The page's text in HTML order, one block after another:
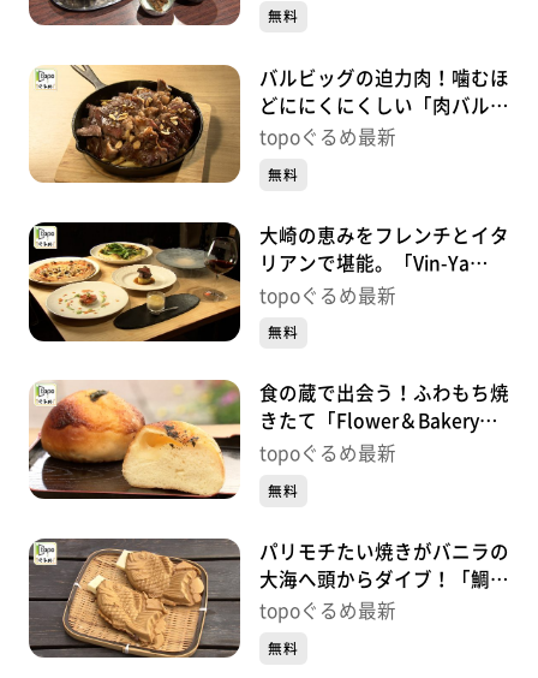
無料
バルビッグの迫力肉！噛むほ
どににくにくしい「肉バル
BAR BiG」（大崎市古川七日
topoぐるめ最新
無料
大崎の恵みをフレンチとイタ
リアンで堪能。「Vin-Ya
Jete Ashigaru」（大崎市古
め】
topoぐるめ最新
無料
食の蔵で出会う！ふわもち焼
きたて「Flower＆Bakeryサ
クラサク」（大崎市古川七日
topoぐるめ最新
無料
パリモチたい焼きがバニラの
大海へ頭からダイブ！「鯛焼
みやび」（大崎市古川七日
topoぐるめ最新
無料